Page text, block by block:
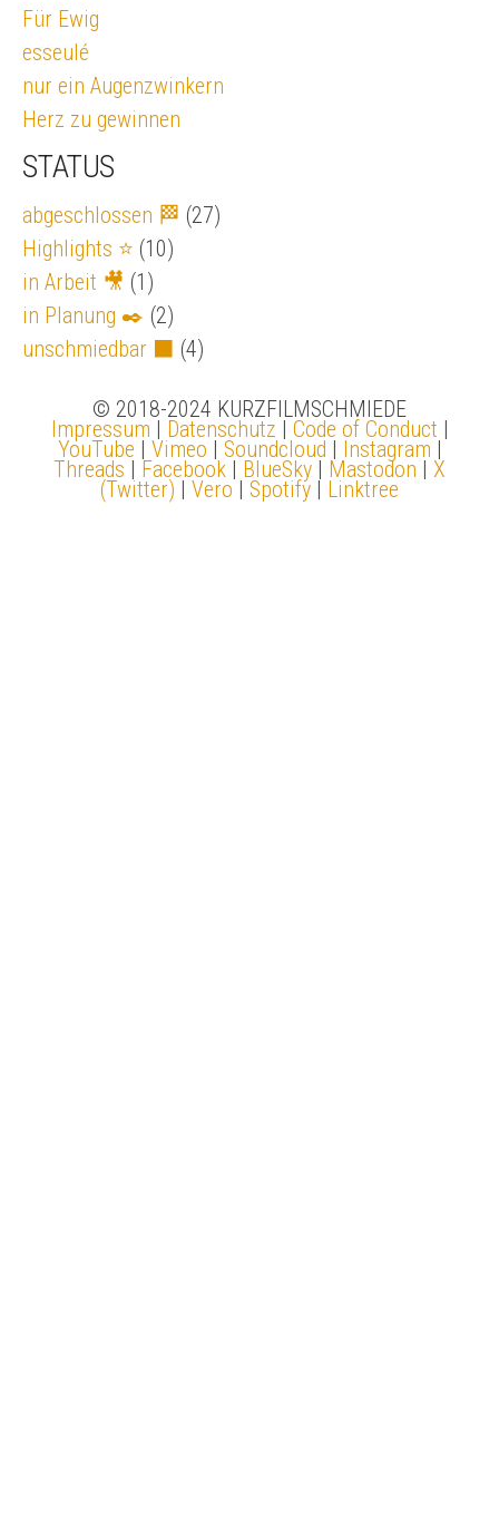
Für Ewig
esseulé
nur ein Augenzwinkern
Herz zu gewinnen
STATUS
abgeschlossen 🏁 (27)
Highlights ⭐ (10)
in Arbeit 🎥 (1)
in Planung ✒️ (2)
unschmiedbar ⬛ (4)
© 2018-2024 KURZFILMSCHMIEDE
Impressum | Datenschutz | Code of Conduct |
YouTube | Vimeo | Soundcloud | Instagram |
Threads | Facebook | BlueSky | Mastodon | X
(Twitter) | Vero | Spotify | Linktree